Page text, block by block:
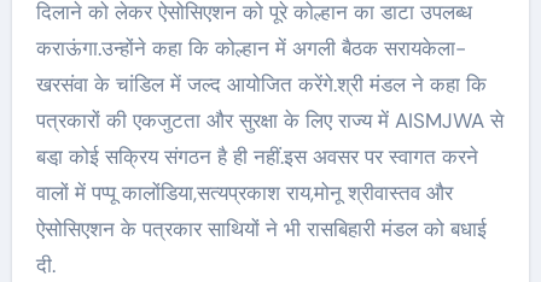
दिलाने को लेकर ऐसोसिएशन को पूरे कोल्हान का डाटा उपलब्ध
कराऊंगा.उन्होंने कहा कि कोल्हान में अगली बैठक सरायकेला-
खरसंवा के चांडिल में जल्द आयोजित करेंगे.श्री मंडल ने कहा कि
पत्रकारों की एकजुटता और सुरक्षा के लिए राज्य में AISMJWA से
बडा़ कोई सक्रिय संगठन है ही नहीं.इस अवसर पर स्वागत करने
वालों में पप्पू कालोंडिया,सत्यप्रकाश राय,मोनू श्रीवास्तव और
ऐसोसिएशन के पत्रकार साथियों ने भी रासबिहारी मंडल को बधाई
दी.